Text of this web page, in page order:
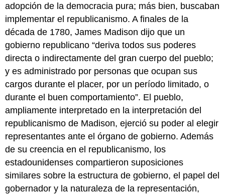
adopción de la democracia pura; más bien, buscaban
implementar el republicanismo. A finales de la
década de 1780, James Madison dijo que un
gobierno republicano “deriva todos sus poderes
directa o indirectamente del gran cuerpo del pueblo;
y es administrado por personas que ocupan sus
cargos durante el placer, por un período limitado, o
durante el buen comportamiento”. El pueblo,
ampliamente interpretado en la interpretación del
republicanismo de Madison, ejerció su poder al elegir
representantes ante el órgano de gobierno. Además
de su creencia en el republicanismo, los
estadounidenses compartieron suposiciones
similares sobre la estructura de gobierno, el papel del
gobernador y la naturaleza de la representación,